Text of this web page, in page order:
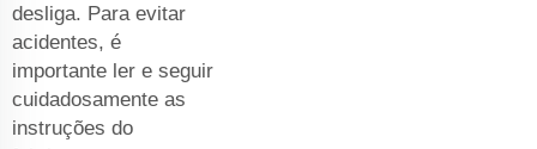
desliga. Para evitar
acidentes, é
importante ler e seguir
cuidadosamente as
instruções do